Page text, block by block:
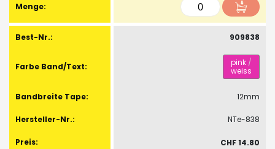
909838
pink /
weiss
12mm
NTe-838
CHF 14.80